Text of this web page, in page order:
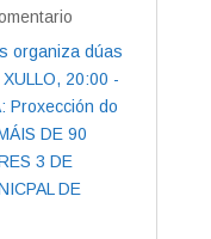
organiza dúas
20:00 -
Proxección do
DE 90
3 DE
DE